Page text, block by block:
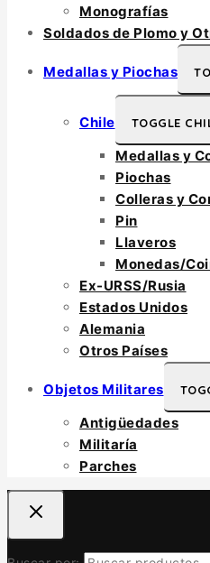
Monografías
Soldados de Plomo y
Medallas y Piochas
Chile TOGGLE
Medallas y
Piochas
Colleras y
Pin
Llaveros
Monedas/
Ex-URSS/Rusia
Estados Unidos
Alemania
Otros Países
Objetos Militares
Antigüedades
Militaría
Parches